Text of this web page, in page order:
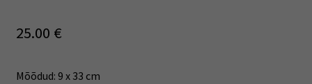
25.00 €
Mõõdud: 9 x 33 cm